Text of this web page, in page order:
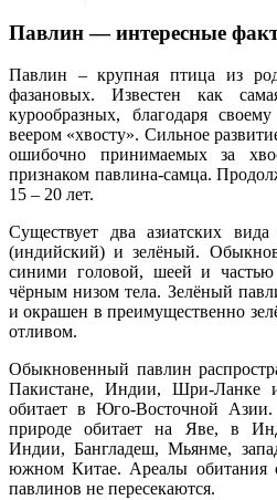
Павлин — интересные
Павлин – крупная птица из
фазановых. Известен как
курообразных, благодаря
веером «хвосту». Сильное
ошибочно принимаемых за
признаком павлина-самца.
15 – 20 лет.
Существует два азиатских
(индийский) и зелёный.
синими головой, шеей и
чёрным низом тела. Зелёный
и окрашен в преимущественно
отливом.
Обыкновенный павлин
Пакистане, Индии, Шри-Ланке
обитает в Юго-Восточной
природе обитает на Яве, в
Индии, Бангладеш, Мьянме,
южном Китае. Ареалы обитания
павлинов не пересекаются.